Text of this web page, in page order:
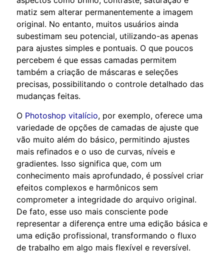
matiz sem alterar permanentemente a imagem
original. No entanto, muitos usuários ainda
subestimam seu potencial, utilizando-as apenas
para ajustes simples e pontuais. O que poucos
percebem é que essas camadas permitem
também a criação de máscaras e seleções
precisas, possibilitando o controle detalhado das
mudanças feitas.
O Photoshop vitalício, por exemplo, oferece uma
variedade de opções de camadas de ajuste que
vão muito além do básico, permitindo ajustes
mais refinados e o uso de curvas, níveis e
gradientes. Isso significa que, com um
conhecimento mais aprofundado, é possível criar
efeitos complexos e harmônicos sem
comprometer a integridade do arquivo original.
De fato, esse uso mais consciente pode
representar a diferença entre uma edição básica e
uma edição profissional, transformando o fluxo
de trabalho em algo mais flexível e reversível.